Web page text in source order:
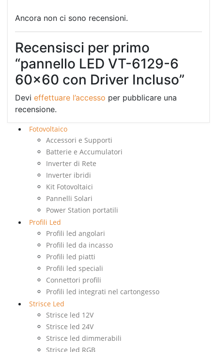
Ancora non ci sono recensioni.
Recensisci per primo
“pannello LED VT-6129-6
60×60 con Driver Incluso”
Devi effettuare l’accesso per pubblicare una
recensione.
Fotovoltaico
Accessori e Supporti
Batterie e Accumulatori
Inverter di Rete
Inverter ibridi
Kit Fotovoltaici
Pannelli Solari
Power Station portatili
Profili Led
Profili led angolari
Profili led da incasso
Profili led piatti
Profili led speciali
Connettori profili
Profili led integrati nel cartongesso
Strisce Led
Strisce led 12V
Strisce led 24V
Strisce led dimmerabili
Strisce led RGB